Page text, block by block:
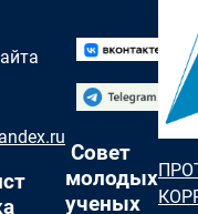
Совет
молодых
ученых